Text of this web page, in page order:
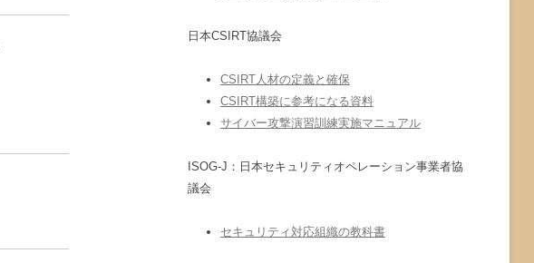
日本CSIRT協議会
CSIRT人材の定義と確保
CSIRT構築に参考になる資料
サイバー攻撃演習訓練実施マニュアル
ISOG-J：日本セキュリティオペレーション事業者協
議会
セキュリティ対応組織の教科書